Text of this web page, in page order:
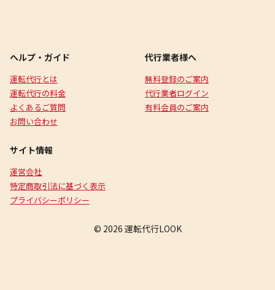
ヘルプ・ガイド
運転代行とは
運転代行の料金
よくあるご質問
お問い合わせ
代行業者様へ
無料登録のご案内
代行業者ログイン
有料会員のご案内
サイト情報
運営会社
特定商取引法に基づく表示
プライバシーポリシー
© 2026 運転代行LOOK